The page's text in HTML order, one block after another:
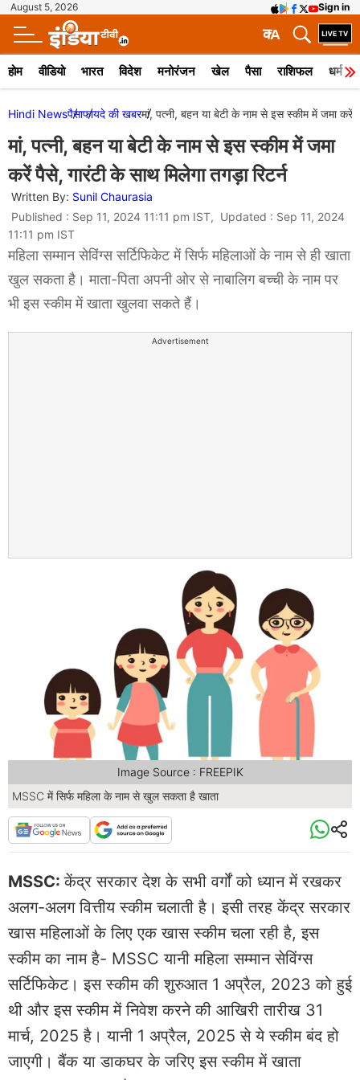
August 5, 2026 Sign in
A
क
होम वीडियो भारत विदेश मनोरंजन खेल पैसा राशिफल धर्म
Hindi Newsपैसाफायदे की खबरमां, पत्नी, बहन या बेटी के नाम से इस स्कीम में जमा करें
मां, पत्नी, बहन या बेटी के नाम से इस स्कीम में जमा
करें पैसे, गारंटी के साथ मिलेगा तगड़ा रिटर्न
Written By: Sunil Chaurasia
Published : Sep 11, 2024 11:11 pm IST, Updated : Sep 11, 2024
11:11 pm IST
महिला सम्मान सेविंग्स सर्टिफिकेट में सिर्फ महिलाओं के नाम से ही खाता
खुल सकता है। माता-पिता अपनी ओर से नाबालिग बच्ची के नाम पर
भी इस स्कीम में खाता खुलवा सकते हैं।
Advertisement
MSSC में सिर्फ महिला के नाम से खुल सकता है खाता
Image Source : FREEPIK
MSSC:केंद्र सरकार देश के सभी वर्गों को ध्यान में रखकर
अलग-अलग वित्तीय स्कीम चलाती है। इसी तरह केंद्र सरकार
खास महिलाओं के लिए एक खास स्कीम चला रही है, इस
स्कीम का नाम है- MSSC यानी महिला सम्मान सेविंग्स
सर्टिफिकेट। इस स्कीम की शुरुआत 1 अप्रैल, 2023 को हुई
थी और इस स्कीम में निवेश करने की आखिरी तारीख 31
मार्च, 2025 है। यानी 1 अप्रैल, 2025 से ये स्कीम बंद हो
जाएगी। बैंक या डाकघर के जरिए इस स्कीम में खाता